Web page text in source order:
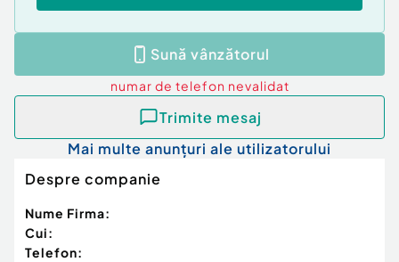
Sună vânzătorul
numar de telefon nevalidat
Trimite mesaj
Mai multe anunțuri ale utilizatorului
Despre companie
Nume Firma:
Cui:
Telefon: